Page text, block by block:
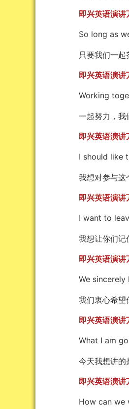
即兴英语演讲
So long as we
只要我们一起
即兴英语演讲
Working
一起努力，我们
即兴英语演讲
I should like to
我想对参与这个
即兴英语演讲
I want to leave
我想让你们记住
即兴英语演讲
We sincerely
我们衷心希望你
即兴英语演讲
What I am
今天我想讲的
即兴英语演讲
How can we